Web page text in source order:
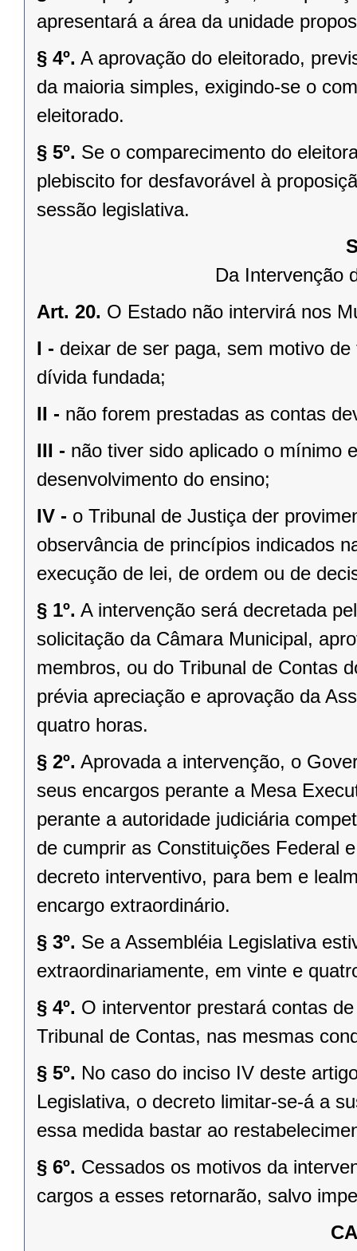
apresentará a área da unidade
§ 4º. A aprovação do eleitorado,
da maioria simples, exigindo-se o
eleitorado.
§ 5º. Se o comparecimento do
plebiscito for desfavorável à
sessão legislativa.
Da Intervenção
Art. 20. O Estado não intervirá nos
I - deixar de ser paga, sem motivo
dívida fundada;
II - não forem prestadas as contas
III - não tiver sido aplicado o mínimo
desenvolvimento do ensino;
IV - o Tribunal de Justiça der
observância de princípios indicados
execução de lei, de ordem ou de
§ 1º. A intervenção será decretada
solicitação da Câmara Municipal,
membros, ou do Tribunal de Contas
prévia apreciação e aprovação da
quatro horas.
§ 2º. Aprovada a intervenção, o
seus encargos perante a Mesa
perante a autoridade judiciária
de cumprir as Constituições Federal
decreto interventivo, para bem e
encargo extraordinário.
§ 3º. Se a Assembléia Legislativa
extraordinariamente, em vinte e
§ 4º. O interventor prestará contas
Tribunal de Contas, nas mesmas
§ 5º. No caso do inciso IV deste
Legislativa, o decreto limitar-se-á a
essa medida bastar ao
§ 6º. Cessados os motivos da
cargos a esses retornarão, salvo